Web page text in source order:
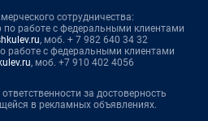
сотрудничества:
работе с федеральными клиентами
, моб. + 7 982 640 34 32
работе с федеральными клиентами
, моб. +7 910 402 4056
за достоверность
в рекламных объявлениях.